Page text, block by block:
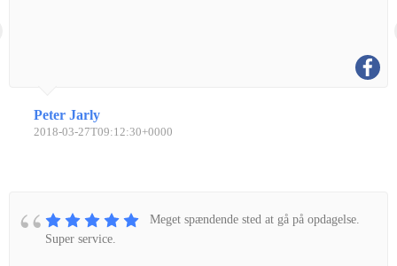
Peter Jarly
2018-03-27T09:12:30+0000
Meget spændende sted at gå på opdagelse.
Super service.